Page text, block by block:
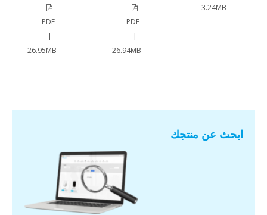
3.24MB
PDF
|
26.94MB
PDF
|
26.95MB
ابحث عن منتجك